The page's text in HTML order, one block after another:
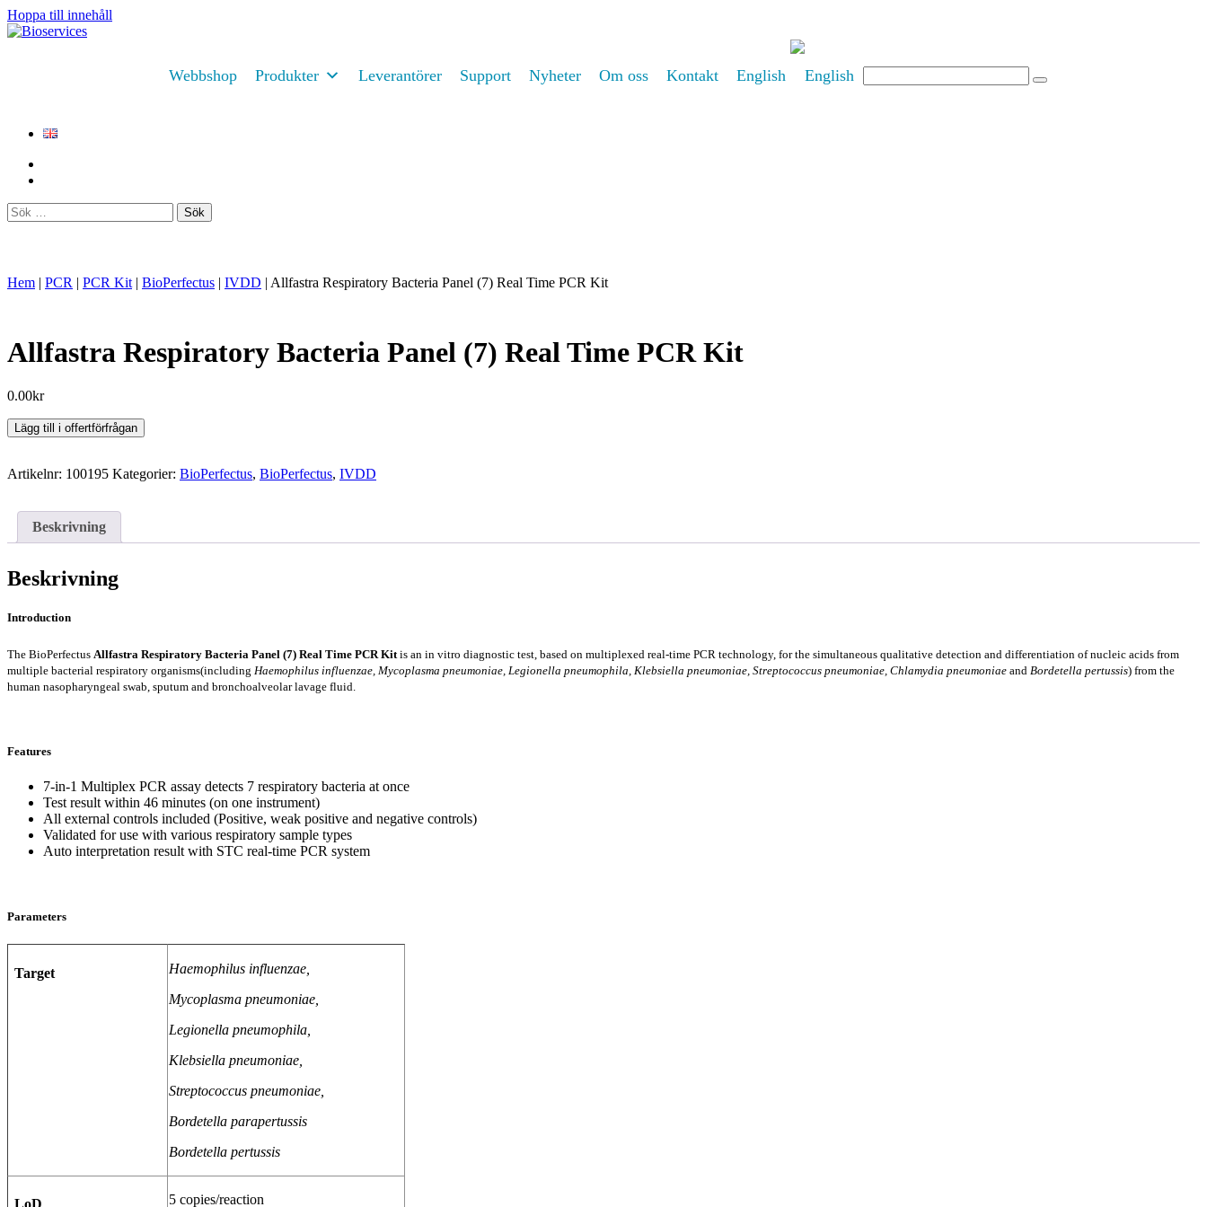
Hoppa till innehåll
Huvudnavigering
Webbshop Produkter Leverantörer Support Nyheter Om oss Kontakt English
Sök
efter:
Hem | PCR | PCR Kit | BioPerfectus | IVDD | Allfastra Respiratory Bacteria Panel (7) Real Time PCR Kit
Allfastra Respiratory Bacteria Panel (7) Real Time PCR Kit
0.00kr
Allfastra
Respiratory
Panel
Time
PCR
mängd
Lägg till i offertförfrågan
Artikelnr: 100195 Kategorier: BioPerfectus, BioPerfectus, IVDD
Beskrivning
Beskrivning
Introduction
The BioPerfectus Allfastra Respiratory Bacteria Panel (7) Real Time PCR Kit is an in vitro diagnostic test, based on multiplexed real-time PCR technology, for the simultaneous qualitative detection and differentiation of nucleic acids from
multiple bacterial respiratory organisms(including Haemophilus influenzae, Mycoplasma pneumoniae, Legionella pneumophila, Klebsiella pneumoniae, Streptococcus pneumoniae, Chlamydia pneumoniae and Bordetella pertussis) from the
human nasopharyngeal swab, sputum and bronchoalveolar lavage fluid.
Features
7-in-1 Multiplex PCR assay detects 7 respiratory bacteria at once
Test result within 46 minutes (on one instrument)
All external controls included (Positive, weak positive and negative controls)
Validated for use with various respiratory sample types
Auto interpretation result with STC real-time PCR system
Parameters
Target
Haemophilus influenzae,
Mycoplasma pneumoniae,
Legionella pneumophila,
Klebsiella pneumoniae,
Streptococcus pneumoniae,
Bordetella parapertussis
Bordetella pertussis
5 copies/reaction